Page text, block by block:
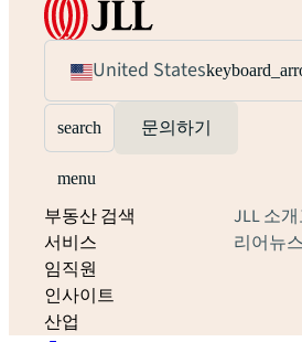
United States
search 문의하기
menu
부동산 검색
서비스
임직원
인사이트
산업
JLL 소개
리어뉴스